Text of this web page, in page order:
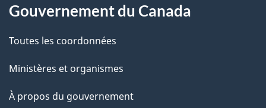
i
l
s
d
propos
de
ce
site
Gouvernement du Canada
Toutes les coordonnées
Ministères et organismes
À propos du gouvernement